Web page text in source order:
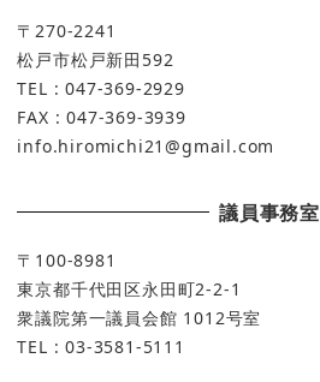
〒270-2241
松戸市松戸新田592
TEL : 047-369-2929
FAX : 047-369-3939
info.hiromichi21@gmail.com
議員事務室
〒100-8981
東京都千代田区永田町2-2-1
衆議院第一議員会館 1012号室
TEL : 03-3581-5111